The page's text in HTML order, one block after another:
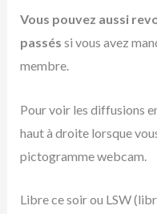
Vous pouvez aussi
passés si vous avez
membre.
Pour voir les diffusions
haut à droite lorsque
pictogramme webcam.
Libre ce soir ou LSW